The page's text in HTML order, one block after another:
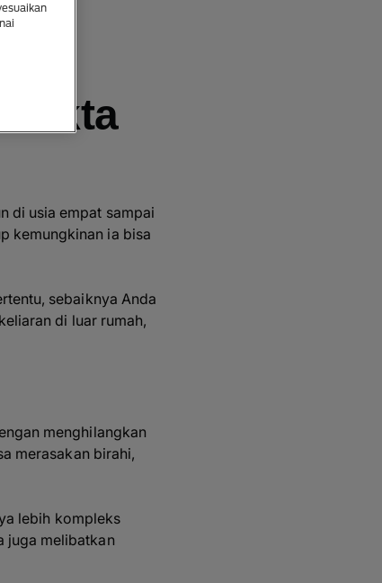
di usia empat sampai
kemungkinan ia bisa
sebaiknya Anda
di luar rumah,
menghilangkan
merasakan birahi,
lebih kompleks
juga melibatkan